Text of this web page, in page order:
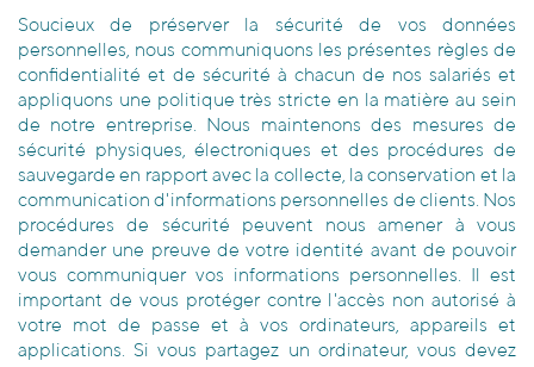
Soucieux de préserver la sécurité de vos données
personnelles, nous communiquons les présentes règles de
confidentialité et de sécurité à chacun de nos salariés et
appliquons une politique très stricte en la matière au sein
de notre entreprise. Nous maintenons des mesures de
sécurité physiques, électroniques et des procédures de
sauvegarde en rapport avec la collecte, la conservation et la
communication d'informations personnelles de clients. Nos
procédures de sécurité peuvent nous amener à vous
demander une preuve de votre identité avant de pouvoir
vous communiquer vos informations personnelles. Il est
important de vous protéger contre l'accès non autorisé à
votre mot de passe et à vos ordinateurs, appareils et
applications. Si vous partagez un ordinateur, vous devez